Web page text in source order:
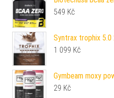
549 Kč
Syntrax trophix
1 099 Kč
Gymbeam moxy
29 Kč